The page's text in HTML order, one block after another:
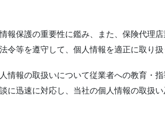
報保護の重要性に鑑み、また、保険代理
令等を遵守して、個人情報を適正に取り
情報の取扱いについて従業者への教育・
に迅速に対応し、当社の個人情報の取扱